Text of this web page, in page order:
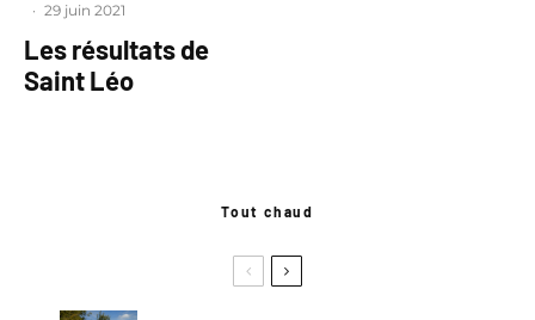
· 29 juin 2021
Les résultats de
Saint Léo
Tout chaud